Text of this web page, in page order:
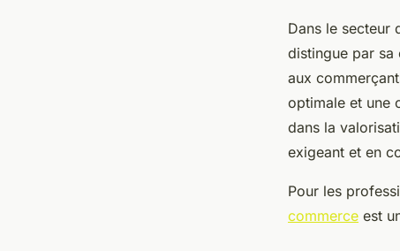
Dans le secteur
distingue par sa
aux
optimale et une
dans la
exigeant et en
Pour les
commerce est